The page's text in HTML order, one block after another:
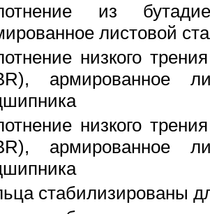
из
листовой
низкого
армированное
низкого
армированное
стабилизированы